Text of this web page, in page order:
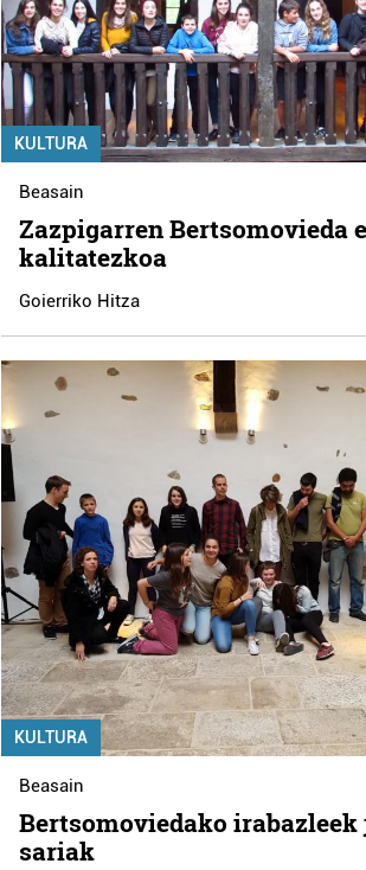
KULTURA
Beasain
Zazpigarren Bertsomovieda
kalitatezkoa
Goierriko Hitza
KULTURA
Beasain
Bertsomoviedako
sariak